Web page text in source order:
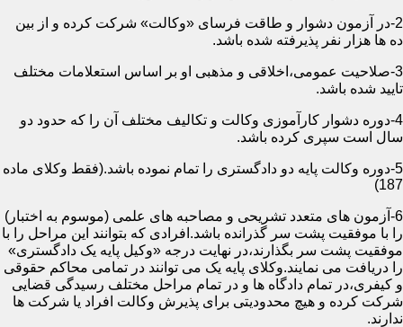
2-در آزمون دشوار و طاقت فرسای «وکالت» شرکت کرده و از بین
ده ها هزار نفر پذیرفته شده باشد.
3-صلاحیت عمومی،اخلاقی و مذهبی او بر اساس استعلامات مختلف
تایید شده باشد.
4-دوره دشوار کارآموزی وکالت و تکالیف مختلف آن را که حدود دو
سال است سپری کرده باشد.
5-دوره وکالت پایه دو دادگستری را تمام نموده باشد.(فقط وکلای ماده
187)
6-آزمون های متعدد تشریحی و مصاحبه های علمی (موسوم به اختبار)
را با موفقیت پشت سر گذرانده باشد.افرادی که بتوانند این مراحل را با
موفقیت پشت سر بگذارند،در نهایت درجه «وکیل پایه یک دادگستری»
را دریافت می نمایند.وکلای پایه یک می توانند در تمامی محاکم حقوقی
و کیفری،در تمام دادگاه ها و در تمام مراحل مختلف رسیدگی قضایی
شرکت کرده و هیچ محدودیتی برای پذیرش وکالت افراد یا شرکت ها
ندارند.